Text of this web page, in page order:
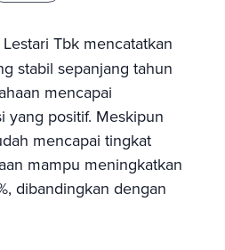
Tbk mencatatkan
stabil sepanjang tahun
mencapai
yang positif. Meskipun
mencapai tingkat
mampu meningkatkan
dibandingkan dengan